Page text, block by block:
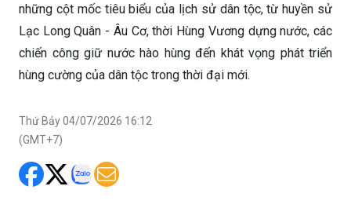
những cột mốc tiêu biểu của lịch sử dân tộc, từ huyền sử
Lạc Long Quân - Âu Cơ, thời Hùng Vương dựng nước, các
chiến công giữ nước hào hùng đến khát vọng phát triển
hùng cường của dân tộc trong thời đại mới.
Thứ Bảy 04/07/2026 16:12
(GMT+7)